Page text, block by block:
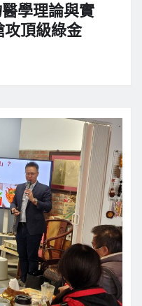
學理論與實
攻頂級綠金